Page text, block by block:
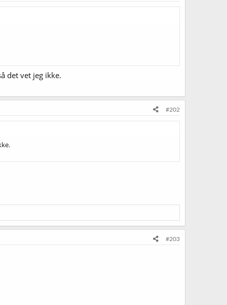
det vet jeg ikke.
#202
#203